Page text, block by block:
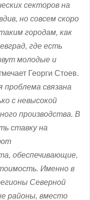
секторов на
но совсем скоро
городам, как
где есть
молодые и
Георги Стоев.
проблема связана
с невысокой
производства. В
ставку на
обеспечивающие,
Именно в
Северной
районы, вместо